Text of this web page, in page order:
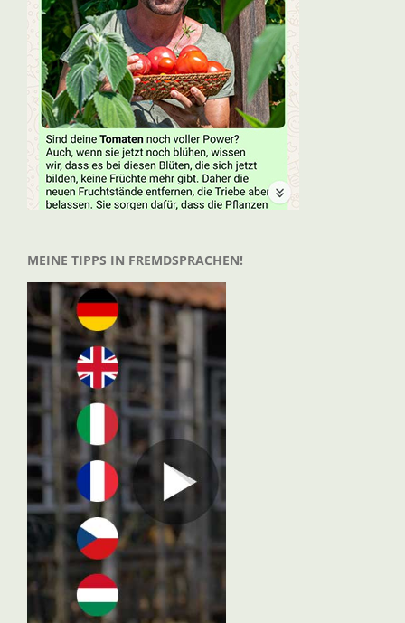
MEINE TIPPS IN FREMDSPRACHEN!